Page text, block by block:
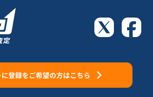
登録をご希望の方はこちら